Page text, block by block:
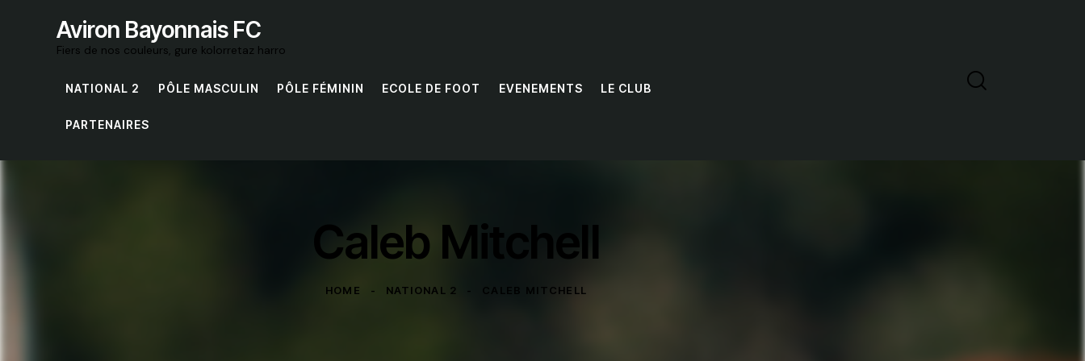
Aviron Bayonnais FC
Fiers de nos couleurs, gure kolorretaz harro
NATIONAL 2 PÔLE MASCULIN PÔLE FÉMININ ECOLE DE FOOT EVENEMENTS LE CLUB
PARTENAIRES
Caleb Mitchell
HOME NATIONAL 2 CALEB MITCHELL